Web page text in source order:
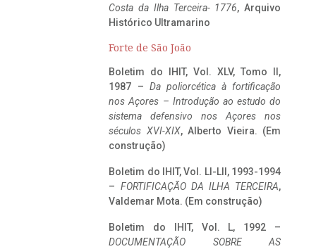
Costa da Ilha Terceira- 1776, Arquivo
Histórico Ultramarino
Forte de São João
Boletim do IHIT, Vol. XLV, Tomo II,
1987 – Da poliorcética à fortificação
nos Açores – Introdução ao estudo do
sistema defensivo nos Açores nos
séculos XVI-XIX, Alberto Vieira. (Em
construção)
Boletim do IHIT, Vol. LI-LII, 1993-1994
– FORTIFICAÇÃO DA ILHA TERCEIRA,
Valdemar Mota. (Em construção)
Boletim do IHIT, Vol. L, 1992 –
DOCUMENTAÇÃO SOBRE AS